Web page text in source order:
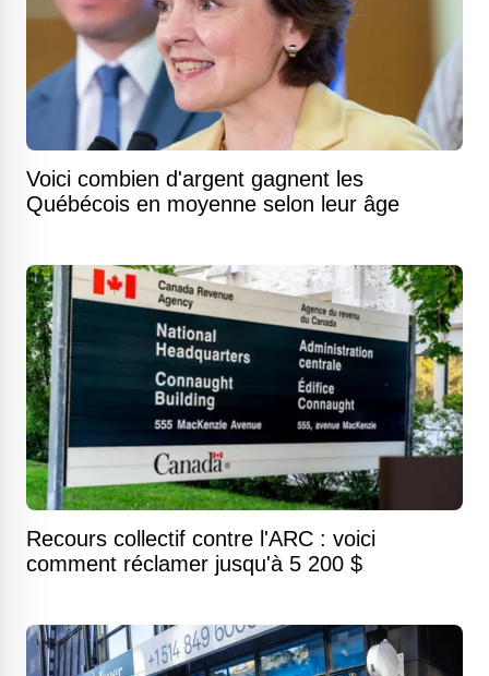
Voici combien d'argent gagnent les
Québécois en moyenne selon leur âge
Recours collectif contre l'ARC : voici
comment réclamer jusqu'à 5 200 $